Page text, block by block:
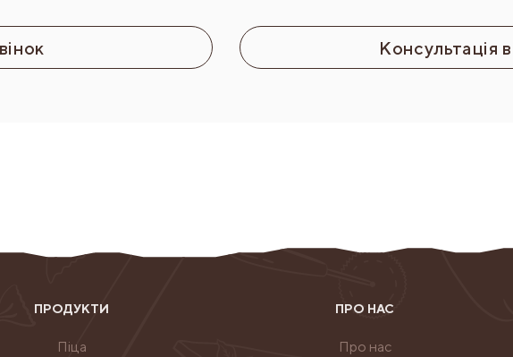
Консультація
ПРОДУКТИ
Піца
ПРО НАС
Про нас